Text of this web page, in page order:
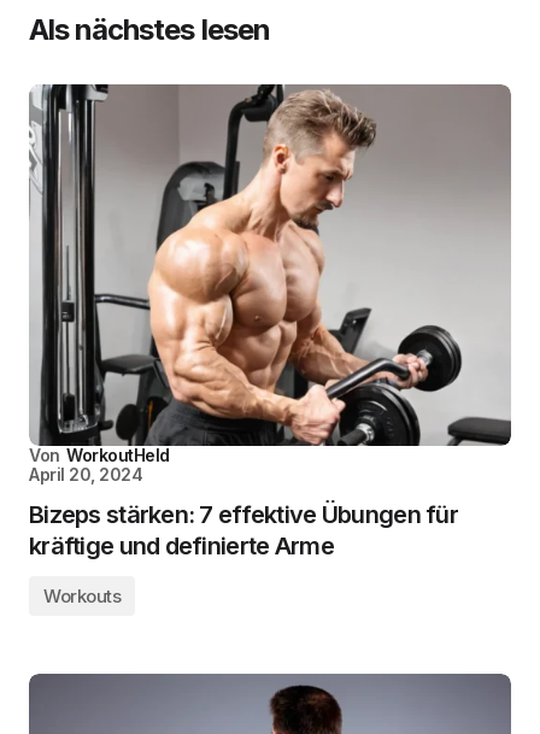
Als nächstes lesen
Von WorkoutHeld
April 20, 2024
Bizeps stärken: 7 effektive Übungen für
kräftige und definierte Arme
Workouts